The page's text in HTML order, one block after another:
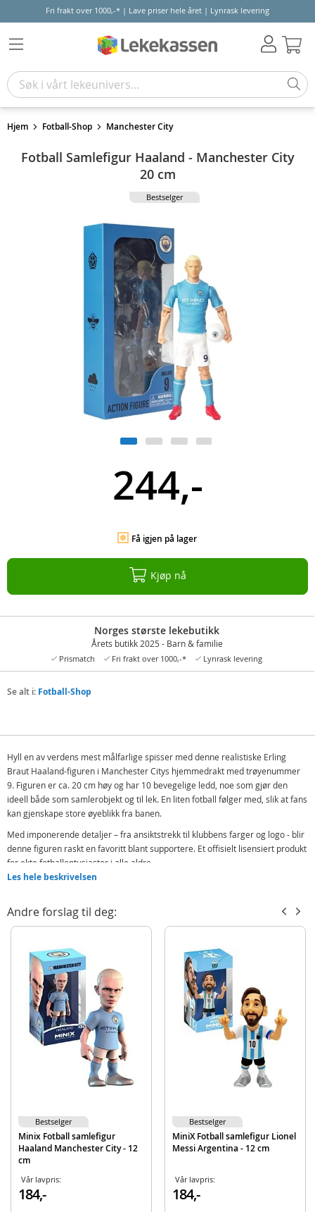
Fri frakt over 1000,-* | Lave priser hele året | Lynrask levering
Hjem Fotball-Shop Manchester City
Fotball Samlefigur Haaland - Manchester City
20 cm
Bestselger
244,-
Få igjen på lager
Kjøp nå
Norges største lekebutikk
Årets butikk 2025 - Barn & familie
Prismatch Fri frakt over 1000,-* Lynrask levering
Se alt i: Fotball-Shop
Hyll en av verdens mest målfarlige spisser med denne realistiske Erling
Braut Haaland-figuren i Manchester Citys hjemme­drakt med trøye­nummer
9. Figuren er ca. 20 cm høy og har 10 bevegelige ledd, noe som gjør den
ideell både som samlerobjekt og til lek. En liten fotball følger med, slik at fans
kan gjenskape store øyeblikk fra banen.
Med imponerende detaljer – fra ansiktstrekk til klubbens farger og logo - blir
denne figuren raskt en favoritt blant supportere. Et offisielt lisensiert produkt
for ekte fotballentusiaster i alle aldre.
Her kan du utforske hele utvalget med Manchester City FC-produkter.
Manchester City Erling Haaland figur
Detaljer:
Mål: 20 cm
Alder: fra 3 år
Produktdetaljer
Modell
Les hele beskrivelsen
Andre forslag til deg:
Minix Fotball samlefigur
Haaland Manchester City - 12
cm
Vår lavpris:
184,-
Bestselger
MiniX Fotball samlefigur Lionel
Messi Argentina - 12 cm
Vår lavpris:
184,-
Bestselger